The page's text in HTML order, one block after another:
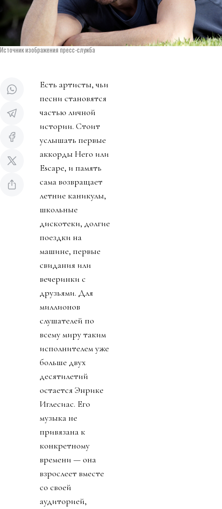
Источник изображения пресс-служба
Есть артисты, чьи
песни становятся
частью личной
истории. Стоит
услышать первые
аккорды Hero или
Escape, и память
сама возвращает
летние каникулы,
школьные
дискотеки, долгие
поездки на
машине, первые
свидания или
вечеринки с
друзьями. Для
миллионов
слушателей по
всему миру таким
исполнителем уже
больше двух
десятилетий
остается Энрике
Иглесиас. Его
музыка не
привязана к
конкретному
времени — она
взрослеет вместе
со своей
аудиторией,